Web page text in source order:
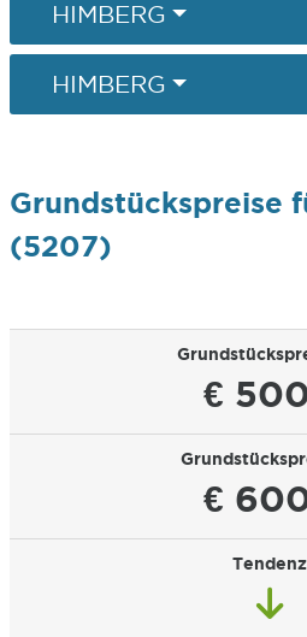
HIMBERG
HIMBERG
Grundstückspreise
(5207)
€
€
Tendenz